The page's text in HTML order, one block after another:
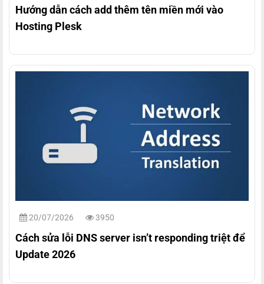
Hướng dẫn cách add thêm tên miền mới vào
Hosting Plesk
20/07/2026 3950
Cách sửa lỗi DNS server isn’t responding triệt để
Update 2026